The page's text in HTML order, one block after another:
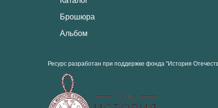
Брошюра
Альбом
Ресурс разработан при поддержке фонда "История